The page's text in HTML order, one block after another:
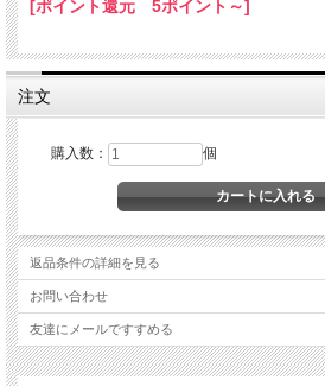
ご注文確認メールで、確定料金をお知らせします。
[ポイント還元 5ポイント～]
注文
購入数： 個
返品条件の詳細を見る
お問い合わせ
友達にメールですすめる